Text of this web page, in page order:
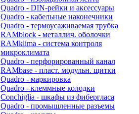
Quadro - DIN-рейки и аксессуары
Quadro - кабельные наконечники
Quadro - термоусаживаемая трубка
RAMblock - металлич. оболочки
RAMklima - система контроля
микроклимата
Quadro - перфорированный канал
RAMbase - пласт. модульн. щитки
Quadro - маркировка
Quadro - клеммные колодки
Conchiglia - шкафы из фибергласа
Quadro - промышленные разъемы